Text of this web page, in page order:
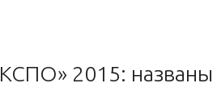
2015: названы